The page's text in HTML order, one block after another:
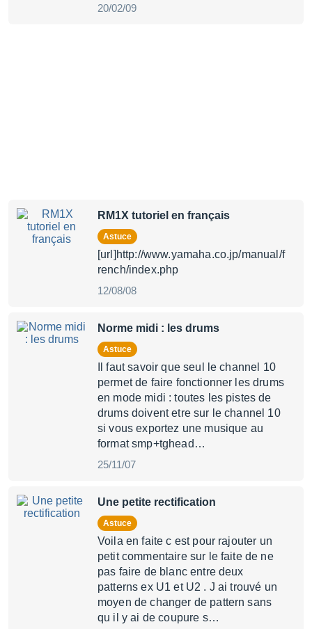
20/02/09
RM1X tutoriel en français
Astuce
[url]http://www.yamaha.co.jp/manual/f
rench/index.php
12/08/08
Norme midi : les drums
Astuce
Il faut savoir que seul le channel 10
permet de faire fonctionner les drums
en mode midi : toutes les pistes de
drums doivent etre sur le channel 10
si vous exportez une musique au
format smp+tghead…
25/11/07
Une petite rectification
Astuce
Voila en faite c est pour rajouter un
petit commentaire sur le faite de ne
pas faire de blanc entre deux
patterns ex U1 et U2 . J ai trouvé un
moyen de changer de pattern sans
qu il y ai de coupure s…